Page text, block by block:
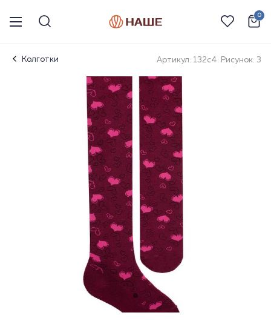
0
Колготки Артикул: 132с4. Рисунок: 3